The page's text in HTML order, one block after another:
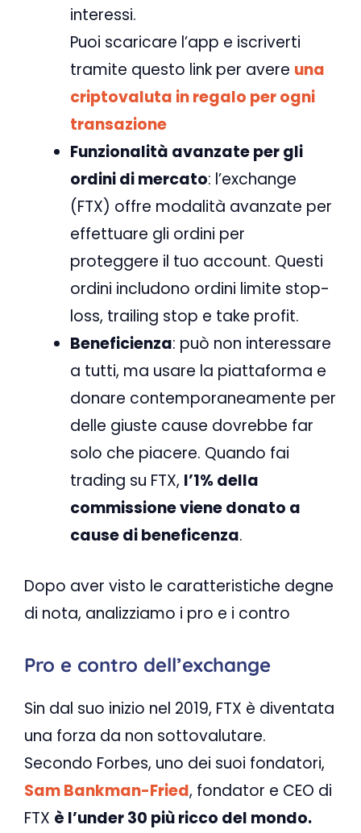
interessi.
Puoi scaricare l’app e iscriverti
tramite questo link per avere una
criptovaluta in regalo per ogni
transazione
Funzionalità avanzate per gli
ordini di mercato: l’exchange
(FTX) offre modalità avanzate per
effettuare gli ordini per
proteggere il tuo account. Questi
ordini includono ordini limite stop-
loss, trailing stop e take profit.
Beneficienza: può non interessare
a tutti, ma usare la piattaforma e
donare contemporaneamente per
delle giuste cause dovrebbe far
solo che piacere. Quando fai
trading su FTX, l’1% della
commissione viene donato a
cause di beneficenza.
Dopo aver visto le caratteristiche degne
di nota, analizziamo i pro e i contro
Pro e contro dell’exchange
Sin dal suo inizio nel 2019, FTX è diventata
una forza da non sottovalutare.
Secondo Forbes, uno dei suoi fondatori,
Sam Bankman-Fried, fondator e CEO di
FTX è l’under 30 più ricco del mondo.